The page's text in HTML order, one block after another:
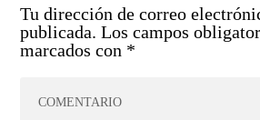
Tu dirección de correo
publicada. Los campos
marcados con *